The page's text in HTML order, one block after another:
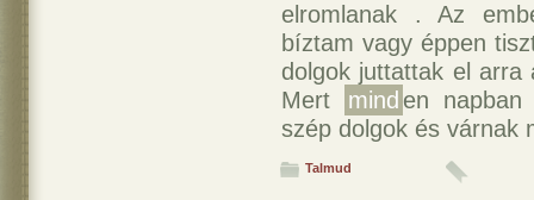
elromlanak . Az
bíztam vagy éppen
dolgok juttattak el
Mert
mind en
szép dolgok és várnak
Talmud